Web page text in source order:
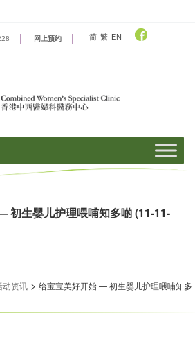
网上预约 简 繁 EN
初生婴儿护理喂哺知多啲 (11-11-
动资​​讯 > 给宝宝美好开始 — 初生婴儿护理喂哺知多